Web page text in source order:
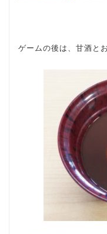
ゲームの後は、甘酒と